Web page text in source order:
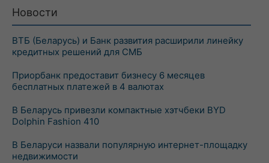
Новости
ВТБ (Беларусь) и Банк развития расширили линейку
кредитных решений для СМБ
Приорбанк предоставит бизнесу 6 месяцев
бесплатных платежей в 4 валютах
В Беларусь привезли компактные хэтчбеки BYD
Dolphin Fashion 410
В Беларуси назвали популярную интернет-площадку
недвижимости